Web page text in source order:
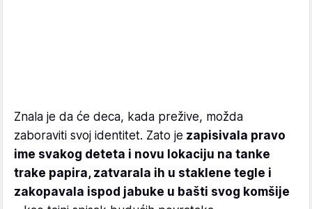
Znala je da će deca, kada prežive, možda
zaboraviti svoj identitet. Zato je zapisivala pravo
ime svakog deteta i novu lokaciju na tanke
trake papira, zatvarala ih u staklene tegle i
zakopavala ispod jabuke u bašti svog komšije